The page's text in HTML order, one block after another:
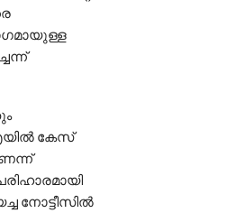
കേസ്​
നോട്ടീസിൽ